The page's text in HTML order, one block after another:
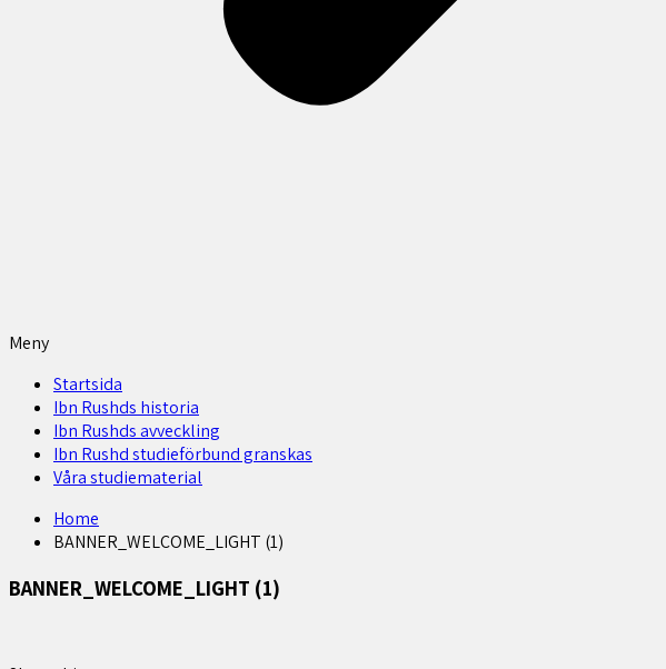
Meny
Startsida
Ibn Rushds historia
Ibn Rushds avveckling
Ibn Rushd studieförbund granskas​
Våra studiematerial
Home
BANNER_WELCOME_LIGHT (1)
BANNER_WELCOME_LIGHT (1)